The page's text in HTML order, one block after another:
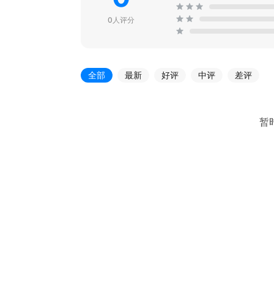
0人评分
全部 最新 好评 中评 差评